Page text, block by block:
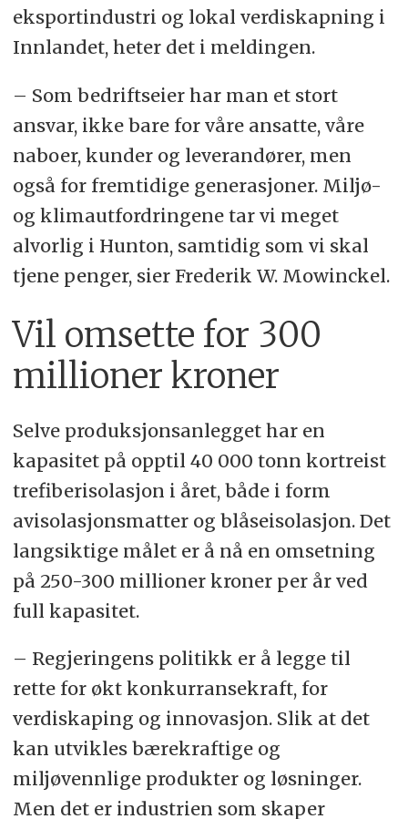
eksportindustri og lokal verdiskapning i
Innlandet, heter det i meldingen.
– Som bedriftseier har man et stort
ansvar, ikke bare for våre ansatte, våre
naboer, kunder og leverandører, men
også for fremtidige generasjoner. Miljø-
og klimautfordringene tar vi meget
alvorlig i Hunton, samtidig som vi skal
tjene penger, sier Frederik W. Mowinckel.
Vil omsette for 300
millioner kroner
Selve produksjonsanlegget har en
kapasitet på opptil 40 000 tonn kortreist
trefiberisolasjon i året, både i form
avisolasjonsmatter og blåseisolasjon. Det
langsiktige målet er å nå en omsetning
på 250-300 millioner kroner per år ved
full kapasitet.
– Regjeringens politikk er å legge til
rette for økt konkurransekraft, for
verdiskaping og innovasjon. Slik at det
kan utvikles bærekraftige og
miljøvennlige produkter og løsninger.
Men det er industrien som skaper